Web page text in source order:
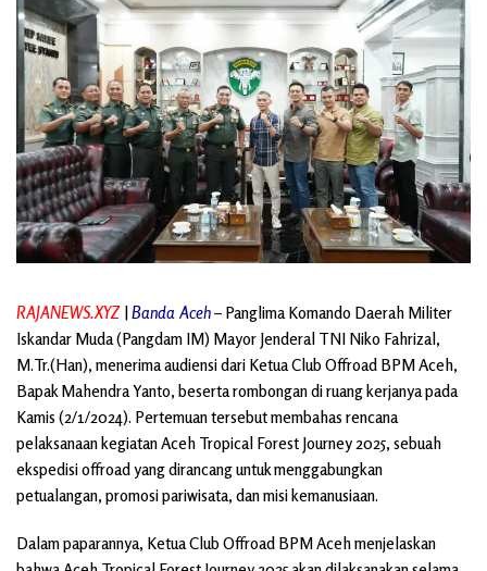
RAJANEWS.XYZ |Banda Aceh– Panglima Komando Daerah Militer
Iskandar Muda (Pangdam IM) Mayor Jenderal TNI Niko Fahrizal,
M.Tr.(Han), menerima audiensi dari Ketua Club Offroad BPM Aceh,
Bapak Mahendra Yanto, beserta rombongan di ruang kerjanya pada
Kamis (2/1/2024). Pertemuan tersebut membahas rencana
pelaksanaan kegiatan Aceh Tropical Forest Journey 2025, sebuah
ekspedisi offroad yang dirancang untuk menggabungkan
petualangan, promosi pariwisata, dan misi kemanusiaan.
Dalam paparannya, Ketua Club Offroad BPM Aceh menjelaskan